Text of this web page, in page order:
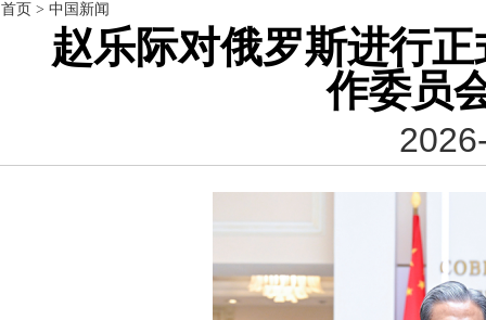
首页 > 中国新闻
赵乐际对俄罗斯进行
作委员